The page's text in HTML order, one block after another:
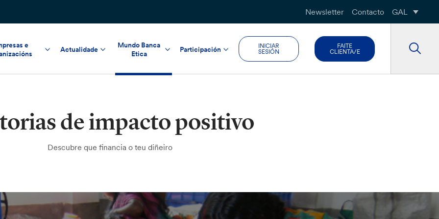
Newsletter Contacto GAL
e
Actualidade
Mundo Banca
Etica
Participación
INICIAR
SESIÓN
FAITE
CLIENTA/E
de impacto positivo
Descubre que financia o teu diñeiro